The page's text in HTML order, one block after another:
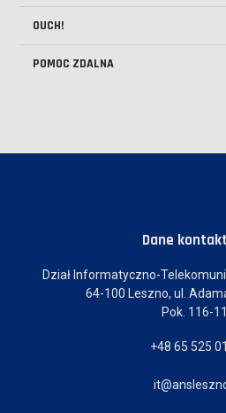
OUCH!
POMOC ZDALNA
Dane
Dział Informatyczno-
64-100 Leszno, ul.
Pok. 116-
+48 65 525